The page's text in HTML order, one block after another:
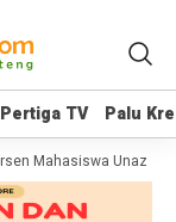
Pertiga TV Palu
Pertiga TV Palu
Mahasiswa Unazlam